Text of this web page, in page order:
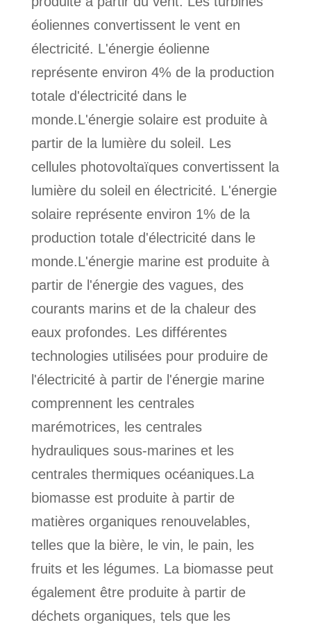
éoliennes convertissent le vent en
électricité. L'énergie éolienne
représente environ 4% de la production
totale d'électricité dans le
monde.L'énergie solaire est produite à
partir de la lumière du soleil. Les
cellules photovoltaïques convertissent la
lumière du soleil en électricité. L'énergie
solaire représente environ 1% de la
production totale d'électricité dans le
monde.L'énergie marine est produite à
partir de l'énergie des vagues, des
courants marins et de la chaleur des
eaux profondes. Les différentes
technologies utilisées pour produire de
l'électricité à partir de l'énergie marine
comprennent les centrales
marémotrices, les centrales
hydrauliques sous-marines et les
centrales thermiques océaniques.La
biomasse est produite à partir de
matières organiques renouvelables,
telles que la bière, le vin, le pain, les
fruits et les légumes. La biomasse peut
également être produite à partir de
déchets organiques, tels que les